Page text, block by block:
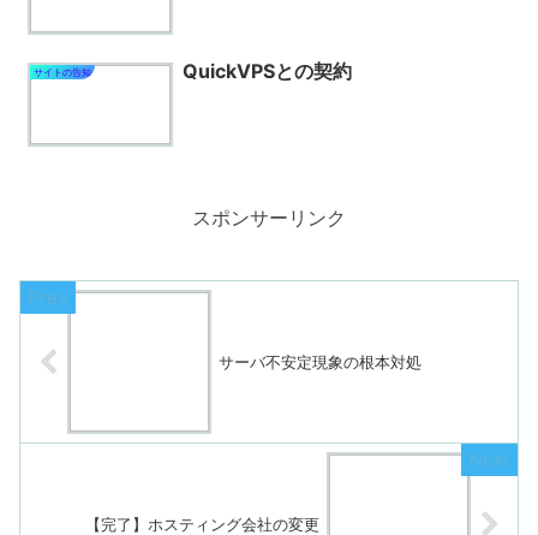
サイトの告知 QuickVPSとの契約
スポンサーリンク
サーバ不安定現象の根本対処
【完了】ホスティング会社の変更